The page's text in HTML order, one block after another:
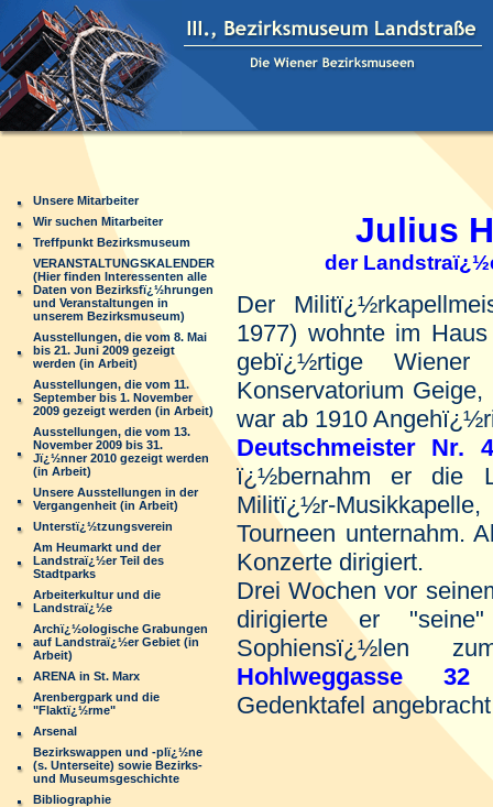
Unsere Mitarbeiter
Wir suchen Mitarbeiter
Treffpunkt Bezirksmuseum
VERANSTALTUNGSKALENDER
(Hier finden Interessenten alle
Daten von Bezirksfï¿½hrungen
und Veranstaltungen in
unserem Bezirksmuseum)
Ausstellungen, die vom 8. Mai
bis 21. Juni 2009 gezeigt
werden (in Arbeit)
Ausstellungen, die vom 11.
September bis 1. November
2009 gezeigt werden (in Arbeit)
Ausstellungen, die vom 13.
November 2009 bis 31.
Jï¿½nner 2010 gezeigt werden
(in Arbeit)
Unsere Ausstellungen in der
Vergangenheit (in Arbeit)
Unterstï¿½tzungsverein
Am Heumarkt und der
Landstraï¿½er Teil des
Stadtparks
Arbeiterkultur und die
Landstraï¿½e
Archï¿½ologische Grabungen
auf Landstraï¿½er Gebiet (in
Arbeit)
ARENA in St. Marx
Arenbergpark und die
"Flaktï¿½rme"
Arsenal
Bezirkswappen und -plï¿½ne
(s. Unterseite) sowie Bezirks-
und Museumsgeschichte
Bibliographie
Julius
der Landstraï¿½er
Der
1977) wohnte im
gebï¿½rtige
Konservatorium
war ab 1910
Deutschmeister Nr.
ï¿½bernahm er die
Militï¿½r-
Tourneen unternahm.
Konzerte dirigiert.
Drei Wochen vor
dirigierte er
Sophiensï¿½len
Hohlweggasse 32
Gedenktafel